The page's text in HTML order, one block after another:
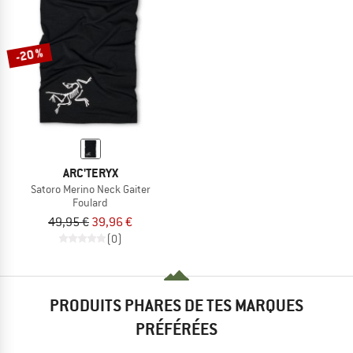
-20 %
ARC'TERYX
Satoro Merino Neck Gaiter
Foulard
49,95 € 39,96 €
(0)
PRODUITS PHARES DE TES MARQUES
PRÉFÉRÉES